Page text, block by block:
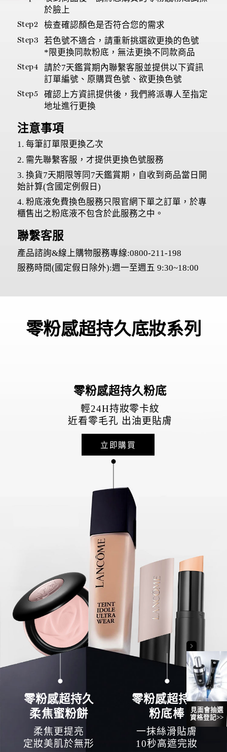
見面會抽選
資格登記>>
於臉上
Step2 檢查確認顏色是否符合您的需求
Step3
若色號不適合，請重新挑選欲更換的色號
*限更換同款粉底，無法更換不同款商品
Step4
請於7天鑑賞期內聯繫客服並提供以下資訊
訂單編號、原購買色號、欲更換色號
Step5
確認上方資訊提供後，我們將派專人至指定
地址進行更換
注意事項
1. 每筆訂單限更換乙次
2. 需先聯繫客服，才提供更換色號服務
3. 換貨7天期限等同7天鑑賞期，自收到商品當日開
始計算(含國定例假日)
4. 粉底液免費換色服務只限官網下單之訂單，於專
櫃售出之粉底液不包含於此服務之中。
聯繫客服
產品諮詢&線上購物服務專線:0800-211-198
服務時間(國定假日除外):週一至週五 9:30~18:00
零粉感超持久底妝系列
零粉感超持久
柔焦蜜粉餅
柔焦更提亮
定妝美肌於無形
零粉感超持久粉底
輕24H持妝零卡紋
近看零毛孔 出油更貼膚
立即購買
零粉感超持久
粉底棒
一抹絲滑貼膚
10秒高遮完妝